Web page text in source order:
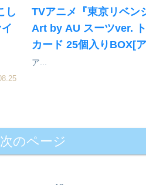
し
TVアニメ『東京リベン
Art by AU スーツver.
カード 25個入りBOX[
受付開始
ア...
次のページ